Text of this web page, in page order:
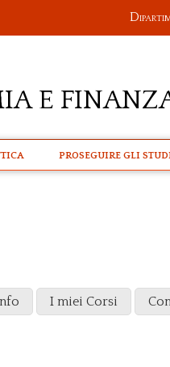
e
PROSEGUIRE GLI
I miei Corsi